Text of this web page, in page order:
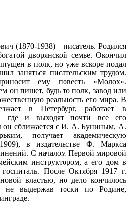
(1870-1938) – писатель. Родился
дворянской семье. Окончил
в полк, но уже вскоре подал
заняться писательским трудом.
ему повесть «Молох».
он пишет, будь то полк, завод или
реальность его мира. В
в Петербург, работает в
где и выходят почти все его
он сближается с И. А. Буниным, А.
получает академическую
в издательстве Ф. Маркса
С началом Первой мировой
инструктором, а его дом в
После Октября 1917 г.
властью, но дело кончилось
не выдержав тоски по Родине,